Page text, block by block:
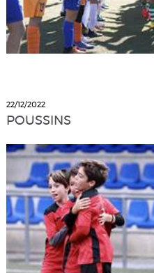
22/12/2022
POUSSINS